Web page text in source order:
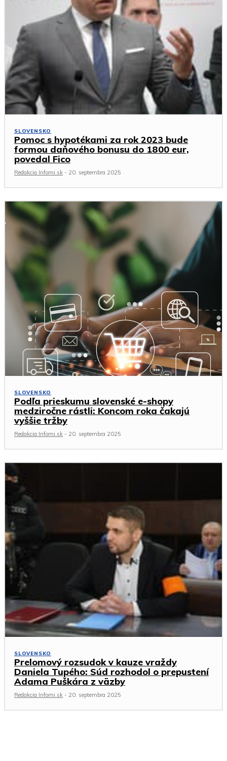
SLOVENSKO
Pomoc s hypotékami za rok 2023 bude
formou daňového bonusu do 1800 eur,
povedal Fico
Redakcia Infomi.sk - 20. septembra 2025
SLOVENSKO
Podľa prieskumu slovenské e-shopy
medziročne rástli: Koncom roka čakajú
vyššie tržby
Redakcia Infomi.sk - 20. septembra 2025
SLOVENSKO
Prelomový rozsudok v kauze vraždy
Daniela Tupého: Súd rozhodol o prepustení
Adama Puškára z väzby
Redakcia Infomi.sk - 20. septembra 2025